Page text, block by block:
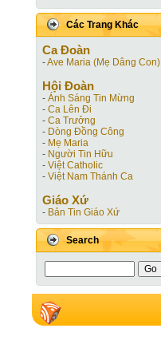
Các Trang Khác
Ca Ðoàn
-Ave Maria (Mẹ Dâng Con)
Hội Ðoàn
- Ánh Sáng Tin Mừng
- Ca Lên Đi
- Ca Trưởng
- Dòng Đồng Công
- Mẹ Maria
- Người Tin Hữu
- Việt Catholic
- Việt Nam Thánh Ca
Giáo Xứ
- Bản Tin Giáo Xứ
Search